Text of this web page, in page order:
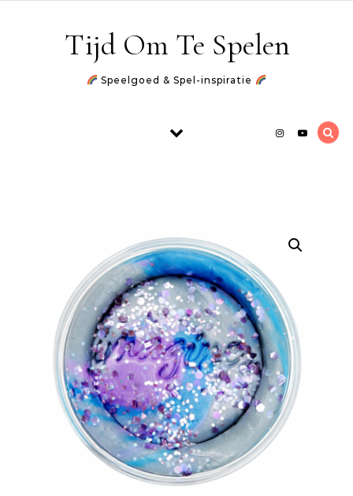
Tijd Om Te Spelen
Speelgoed & Spel-inspiratie